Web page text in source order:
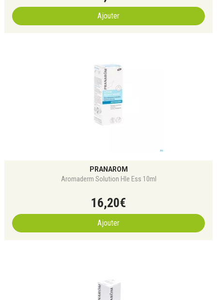
Ajouter
PRANAROM
Aromaderm Solution Hle Ess 10ml
16,20€
Ajouter